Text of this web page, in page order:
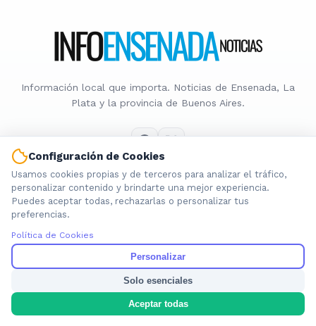
Información local que importa. Noticias de Ensenada, La
Plata y la provincia de Buenos Aires.
Nosotros
Cookies
Política de Contenido
© 2026 INFOENSENADANOTICIAS. Todos los derechos reservados.
Configuración de Cookies
Usamos cookies propias y de terceros para analizar el tráfico,
personalizar contenido y brindarte una mejor experiencia.
Puedes aceptar todas, rechazarlas o personalizar tus
preferencias.
Política de Cookies
Personalizar
Solo esenciales
Aceptar todas